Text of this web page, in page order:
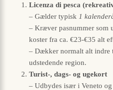
Licenza di pesca
– Gælder typisk 1
– Kræver pasnummer som
koster fra ca. €23-€35 alt
– Dækker normalt alt indre
udstedende region.
Turist-, dags- og ugekort
– Udbydes især i Veneto